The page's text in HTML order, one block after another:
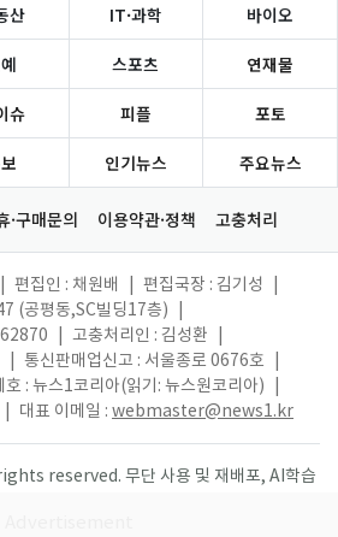
산 IT·과학 바이오
스포츠 연재물
슈 피플 포토
인기뉴스 주요뉴스
·구매문의 이용약관·정책 고충처리
편집인 : 채원배 편집국장 : 김기성
(공평동,SC빌딩17층)
고충처리인 : 김성환
통신판매업신고 : 서울종로 0676호
호 : 뉴스1코리아(읽기: 뉴스원코리아)
대표 이메일 : webmaster@news1.kr
reserved. 무단 사용 및 재배포, AI학습